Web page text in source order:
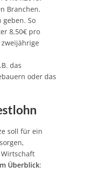
Branchen.
geben. So
8,50€ pro
das
oder das
soll für ein
Überblick: